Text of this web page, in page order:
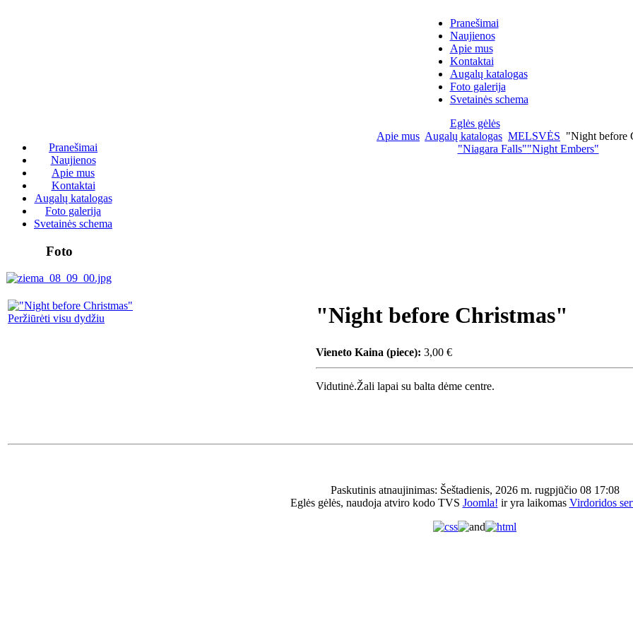
Pranešimai
Naujienos
Apie mus
Kontaktai
Augalų katalogas
Foto galerija
Svetainės schema
Eglės gėlės
Pranešimai
Naujienos
Apie mus
Kontaktai
Augalų katalogas
Foto galerija
Svetainės schema
Foto
Apie mus Augalų katalogas MELSVĖS "Night before
"Niagara Falls""Night Embers"
Peržiūrėti visu dydžiu "Night before Christmas"
Vieneto Kaina (piece): 3,00 €
Vidutinė.Žali lapai su balta dėme centre.
Paskutinis atnaujinimas: Šeštadienis, 2026 m. rugpjūčio 08 17:08
Eglės gėlės, naudoja atviro kodo TVS Joomla! ir yra laikomas Virdoridos